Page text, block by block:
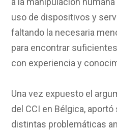
uso de dispositivos y
faltando la necesaria
para encontrar
con experiencia y
Una vez expuesto el
del CCI en Bélgica,
distintas problemáticas